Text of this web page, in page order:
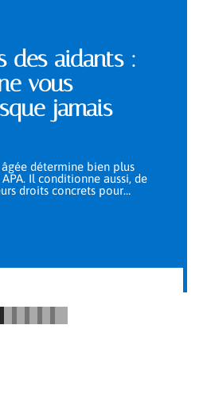
des aidants :
vous
jamais
âgée détermine bien plus
Il conditionne aussi, de
droits concrets pour…